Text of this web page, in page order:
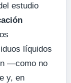
estudio
líquidos
—como no
y, en